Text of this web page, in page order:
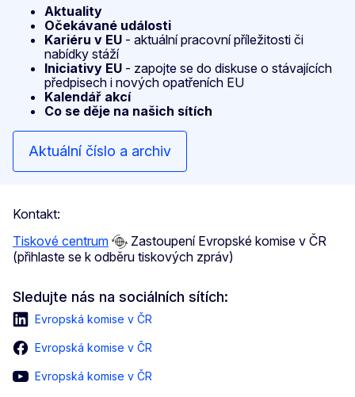
Aktuality
Očekávané události
Kariéru v EU - aktuální pracovní příležitosti či
nabídky stáží
Iniciativy EU - zapojte se do diskuse o stávajících
předpisech i nových opatřeních EU
Kalendář akcí
Co se děje na našich sítích
Aktuální číslo a archiv
Kontakt:
Tiskové centrum
Zastoupení Evropské komise v ČR
(přihlaste se k odběru tiskových zpráv)
Sledujte nás na sociálních sítích:
Evropská komise v ČR
Evropská komise v ČR
Evropská komise v ČR